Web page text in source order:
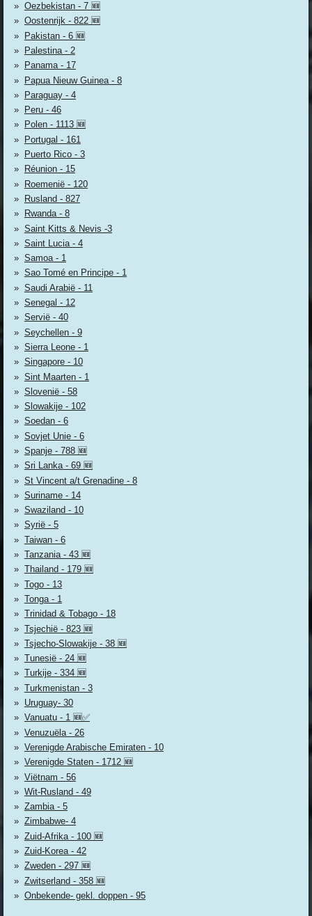
Oezbekistan - 7 🆕
Oostenrijk - 822 🆕
Pakistan - 6 🆕
Palestina - 2
Panama - 17
Papua Nieuw Guinea - 8
Paraguay - 4
Peru - 46
Polen - 1113 🆕
Portugal - 161
Puerto Rico - 3
Réunion - 15
Roemenië - 120
Rusland - 827
Rwanda - 8
Saint Kitts & Nevis -3
Saint Lucia - 4
Samoa - 1
Sao Tomé en Principe - 1
Saudi Arabië - 11
Senegal - 12
Servië - 40
Seychellen - 9
Sierra Leone - 1
Singapore - 10
Sint Maarten - 1
Slovenië - 58
Slowakije - 102
Soedan - 6
Sovjet Unie - 6
Spanje - 788 🆕
Sri Lanka - 69 🆕
St Vincent a/t Grenadine - 8
Suriname - 14
Swaziland - 10
Syrië - 5
Taiwan - 6
Tanzania - 43 🆕
Thailand - 179 🆕
Togo - 13
Tonga - 1
Trinidad & Tobago - 18
Tsjechië - 823 🆕
Tsjecho-Slowakije - 38 🆕
Tunesië - 24 🆕
Turkije - 334 🆕
Turkmenistan - 3
Uruguay- 30
Vanuatu - 1 🆕✅
Venuzuëla - 26
Verenigde Arabische Emiraten - 10
Verenigde Staten - 1712 🆕
Viëtnam - 56
Wit-Rusland - 49
Zambia - 5
Zimbabwe- 4
Zuid-Afrika - 100 🆕
Zuid-Korea - 42
Zweden - 297 🆕
Zwitserland - 358 🆕
Onbekende- gekl. doppen - 95